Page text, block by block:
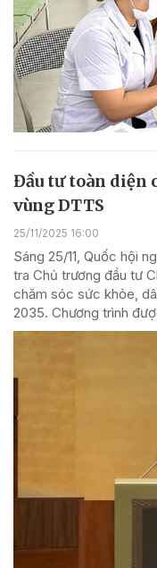
Đầu tư toàn diện
vùng DTTS
25/11/2025 16:00
Sáng 25/11, Quốc hội
tra Chủ trương đầu tư
chăm sóc sức khỏe,
2035. Chương trình